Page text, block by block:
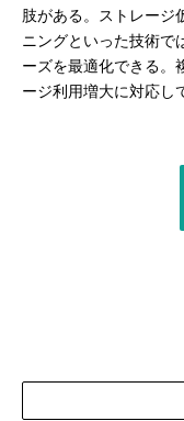
肢がある。ストレージ
ニングといった技術で
ーズを最適化できる。
ージ利用増大に対応し